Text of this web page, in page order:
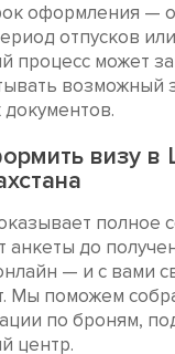
оформления —
отпусков
процесс может
возможный
визу
полное
анкеты до
— и с вами
Мы поможем
по броням,
центр.